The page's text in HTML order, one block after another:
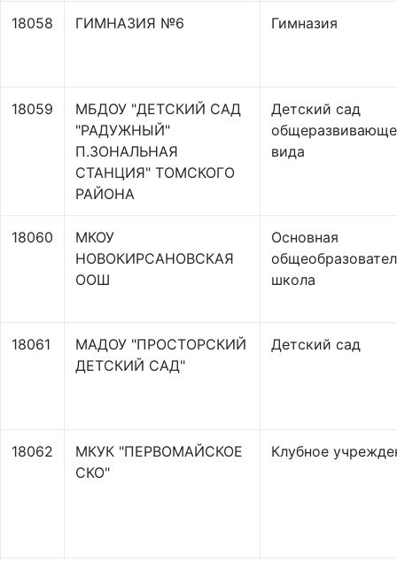
18058 ГИМНАЗИЯ №6 Гимназия
18059
МБДОУ "ДЕТСКИЙ САД
"РАДУЖНЫЙ"
П.ЗОНАЛЬНАЯ
СТАНЦИЯ" ТОМСКОГО
РАЙОНА
Детский сад
вида
18060
МКОУ
НОВОКИРСАНОВСКАЯ
ООШ
Основная
школа
18061
МАДОУ "ПРОСТОРСКИЙ
ДЕТСКИЙ САД"
Детский сад
18062
МКУК "ПЕРВОМАЙСКОЕ
СКО"
Клубное